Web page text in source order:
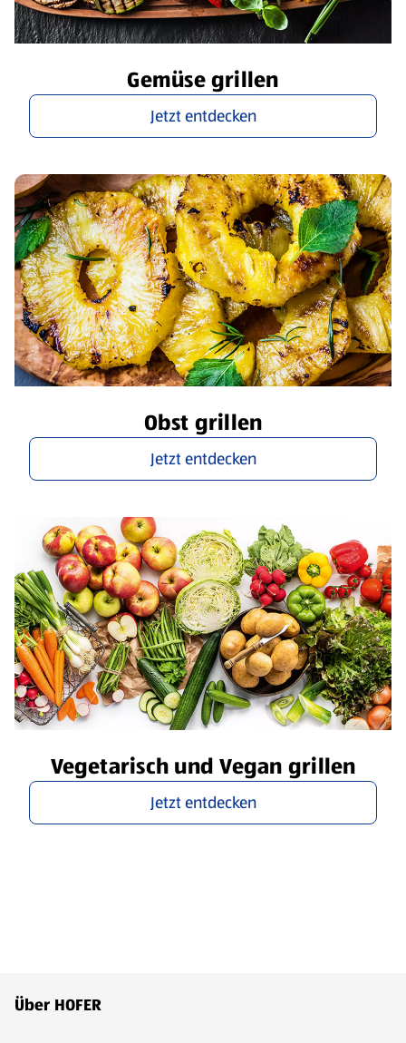
Gemüse grillen
Jetzt entdecken
Obst grillen
Jetzt entdecken
Vegetarisch und Vegan grillen
Jetzt entdecken
Fußzeilenmenü - weitere Links
Über HOFER